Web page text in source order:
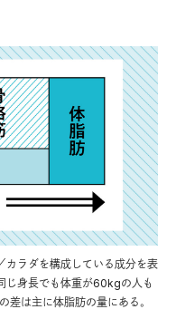
カラダを構成している成分を表
じ身長でも体重が60kgの人も
は主に体脂肪の量にある。